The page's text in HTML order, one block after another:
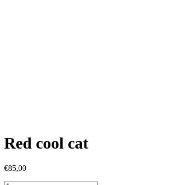
Red cool cat
€85,00